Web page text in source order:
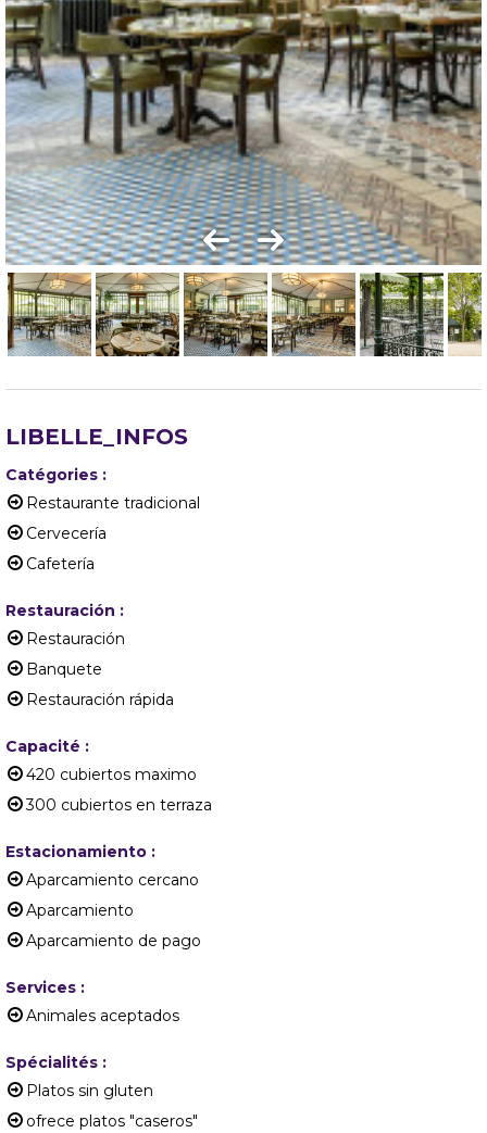
LIBELLE_INFOS
Catégories :
Restaurante tradicional
Cervecería
Cafetería
Restauración :
Restauración
Banquete
Restauración rápida
Capacité :
420 cubiertos maximo
300 cubiertos en terraza
Estacionamiento :
Aparcamiento cercano
Aparcamiento
Aparcamiento de pago
Services :
Animales aceptados
Spécialités :
Platos sin gluten
ofrece platos "caseros"